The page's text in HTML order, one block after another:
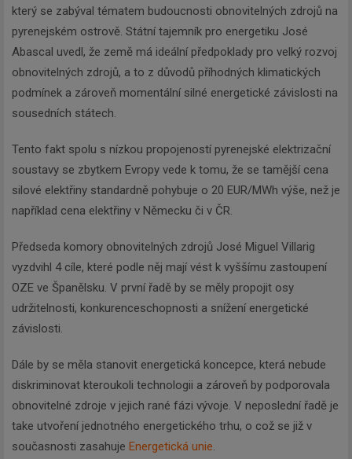
který se zabýval tématem budoucnosti obnovitelných zdrojů na
pyrenejském ostrově. Státní tajemník pro energetiku José
Abascal uvedl, že země má ideální předpoklady pro velký rozvoj
obnovitelných zdrojů, a to z důvodů příhodných klimatických
podmínek a zároveň momentální silné energetické závislosti na
sousedních státech.
Tento fakt spolu s nízkou propojeností pyrenejské elektrizační
soustavy se zbytkem Evropy vede k tomu, že se tamější cena
silové elektřiny standardně pohybuje o 20 EUR/MWh výše, než je
například cena elektřiny v Německu či v ČR.
Předseda komory obnovitelných zdrojů José Miguel Villarig
vyzdvihl 4 cíle, které podle něj mají vést k vyššímu zastoupení
OZE ve Španělsku. V první řadě by se měly propojit osy
udržitelnosti, konkurenceschopnosti a snížení energetické
závislosti.
Dále by se měla stanovit energetická koncepce, která nebude
diskriminovat kteroukoli technologii a zároveň by podporovala
obnovitelné zdroje v jejich rané fázi vývoje. V neposlední řadě je
take utvoření jednotného energetického trhu, o což se již v
současnosti zasahuje Energetická unie.